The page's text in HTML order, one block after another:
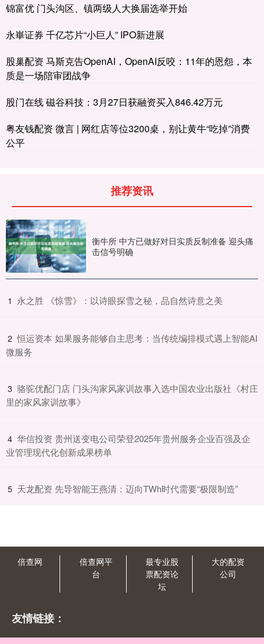
锦富优 门头沟区、镇两级人大换届选举开始
永崋证券 千亿芯片“小巨人” IPO新进展
股巢配资 马斯克告OpenAI，OpenAI反咬：11年的恩怨，本
质是一场陪审团战争
股门在线 磁谷科技：3月27日获融资买入846.42万元
粤友钱配资 微言 | 网红店等位3200桌，别让黄牛“吃掉”消费
公平
推荐资讯
衡牛所 中方已做好对日实质反制准备 迎头痛
击信号明确
1 ​永之胜 《惊雪》：以诗眼探雪之秘，品自然诗意之美
2 ​恒运资本 如果服务能够自主思考：当传统编排模式遇上智能AI
微服务
3 ​骆驼优配门店 门头沟家风家训故事入选中国农业出版社《村庄
里的家风家训故事》
4 ​华信投资 贵州送变电公司荣登2025年贵州服务企业百强及企
业管理现代化创新成果榜单
5 ​天龙配资 先导智能王燕清：迈向TWh时代需要“极限制造”
倍查网
倍查网平
台
最专业股
票配资论
坛
大的配资
公司
友情链接：